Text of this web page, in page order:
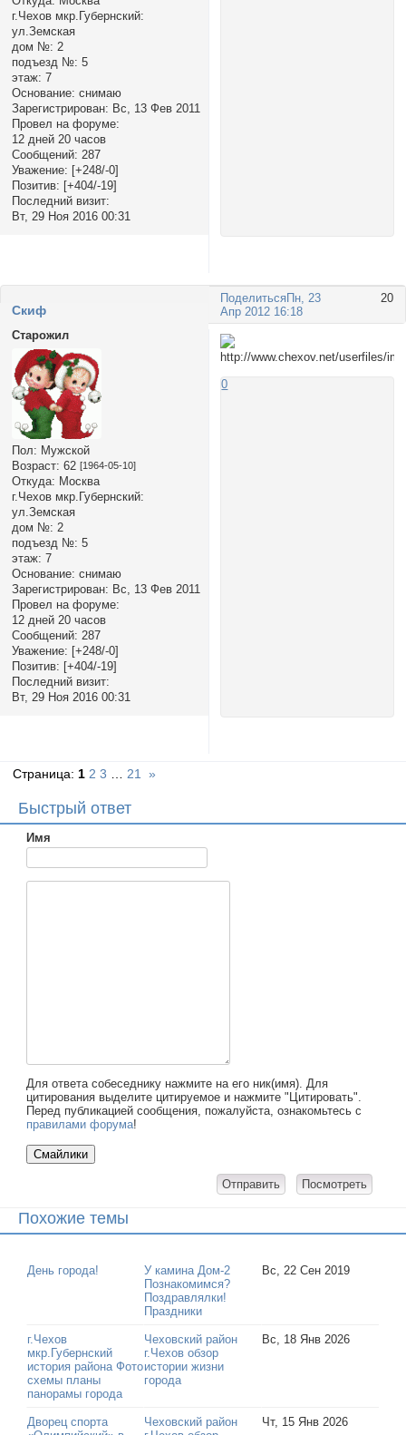
г.Чехов мкр.Губернский:
ул.Земская
дом №: 2
подъезд №: 5
этаж: 7
Основание: снимаю
Зарегистрирован: Вс, 13 Фев 2011
Провел на форуме:
12 дней 20 часов
Сообщений: 287
Уважение: [+248/-0]
Позитив: [+404/-19]
Последний визит:
Вт, 29 Ноя 2016 00:31
Поделиться 20
Пн, 23
Апр 2012 16:18
Cкиф
Старожил
Пол: Мужской
Возраст: 62 [1964-05-10]
Откуда: Москва
г.Чехов мкр.Губернский:
ул.Земская
дом №: 2
подъезд №: 5
этаж: 7
Основание: снимаю
Зарегистрирован: Вс, 13 Фев 2011
Провел на форуме:
12 дней 20 часов
Сообщений: 287
Уважение: [+248/-0]
Позитив: [+404/-19]
Последний визит:
Вт, 29 Ноя 2016 00:31
0
Страница: 1 2 3 21 »
Быстрый ответ
Имя
Для ответа собеседнику нажмите на его ник(имя). Для
цитирования выделите цитируемое и нажмите "Цитировать".
Перед публикацией сообщения, пожалуйста, ознакомьтесь с
правилами форума!
Похожие темы
День города!
У камина Дом-2
Познакомимся?
Поздравлялки!
Праздники
Вс, 22 Сен 2019
г.Чехов
мкр.Губернский
история района Фото
схемы планы
панорамы города
Чеховский район
г.Чехов обзор
истории жизни
города
Вс, 18 Янв 2026
Дворец спорта
Чеховский район
Чт, 15 Янв 2026